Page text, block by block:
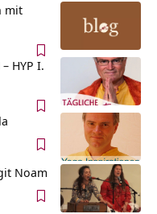
mit
HYP I.
Noam